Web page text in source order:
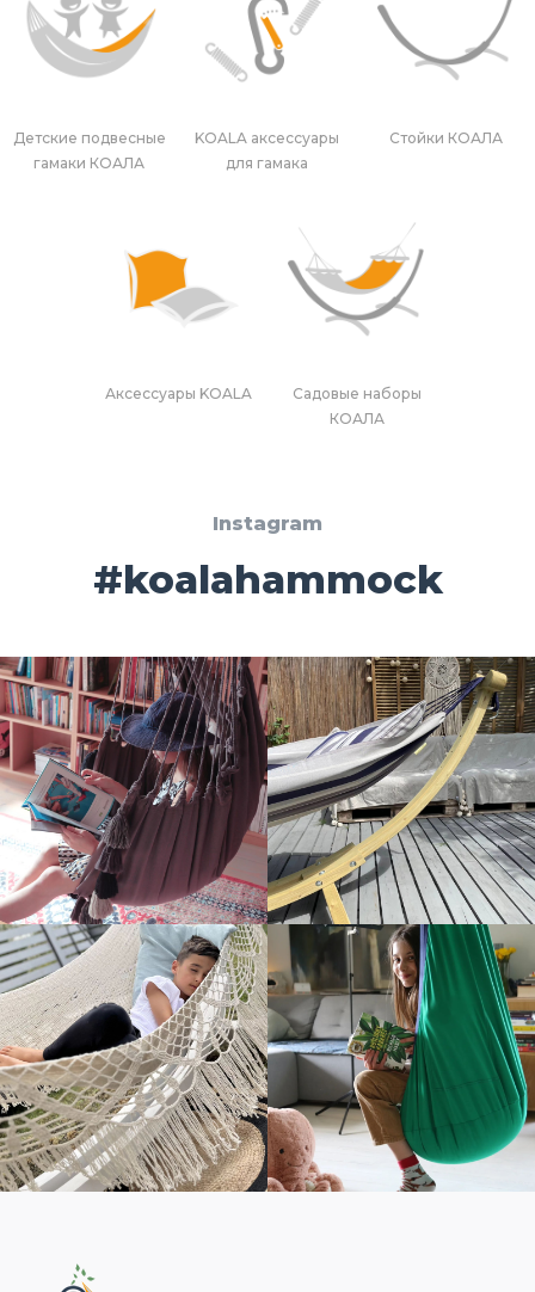
Детские подвесные
гамаки КОАЛА
KOALA аксессуары
для гамака
Стойки КОАЛА
Аксессуары KOALA
Садовые наборы
КОАЛА
Instagram
#koalahammock